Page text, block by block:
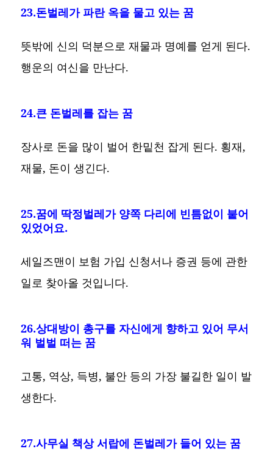
23.돈벌레가 파란 옥을 물고 있는 꿈
뜻밖에 신의 덕분으로 재물과 명예를 얻게 된다.
행운의 여신을 만난다.
24.큰 돈벌레를 잡는 꿈
장사로 돈을 많이 벌어 한밑천 잡게 된다. 횡재,
재물, 돈이 생긴다.
25.꿈에 딱정벌레가 양쪽 다리에 빈틈없이 붙어
있었어요.
세일즈맨이 보험 가입 신청서나 증권 등에 관한
일로 찾아올 것입니다.
26.상대방이 총구를 자신에게 향하고 있어 무서
워 벌벌 떠는 꿈
고통, 역상, 득병, 불안 등의 가장 불길한 일이 발
생한다.
27.사무실 책상 서랍에 돈벌레가 들어 있는 꿈